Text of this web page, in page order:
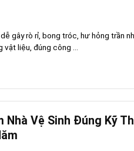
gây rò rỉ, bong tróc, hư hỏng trần
liệu, đúng công ...
Nhà Vệ Sinh Đúng Kỹ